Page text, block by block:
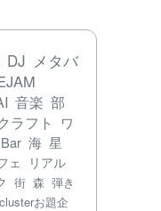
DJ メタバ
音楽 部
ラフト
ワ
Bar 海 星
ェ
リアル
街 森 弾き
clusterお題企